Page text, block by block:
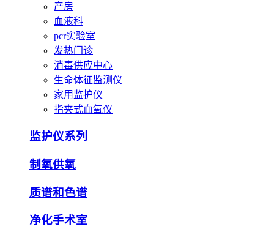
产房
血液科
pcr实验室
发热门诊
消毒供应中心
生命体征监测仪
家用监护仪
指夹式血氧仪
监护仪系列
制氧供氧
质谱和色谱
净化手术室